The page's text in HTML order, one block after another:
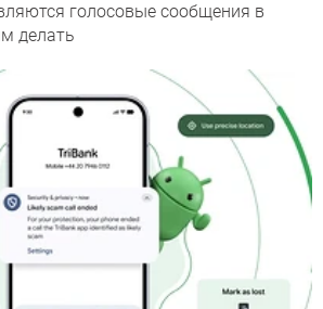
голосовые сообщения в
делать